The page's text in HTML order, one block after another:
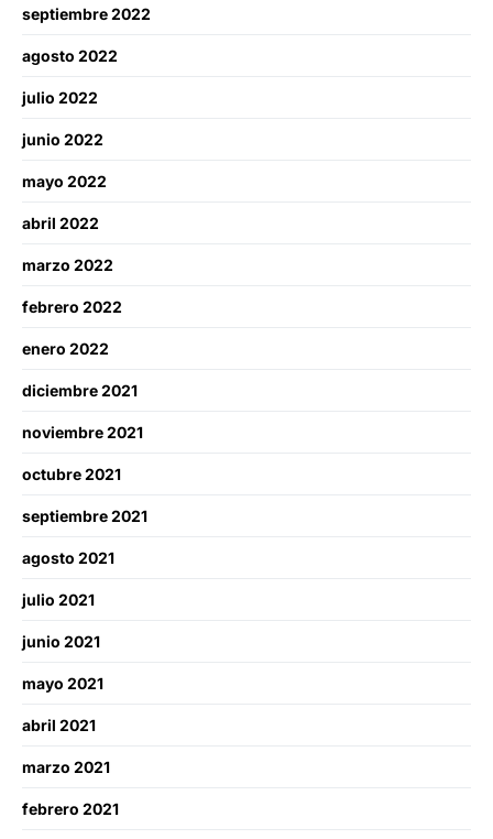
septiembre 2022
agosto 2022
julio 2022
junio 2022
mayo 2022
abril 2022
marzo 2022
febrero 2022
enero 2022
diciembre 2021
noviembre 2021
octubre 2021
septiembre 2021
agosto 2021
julio 2021
junio 2021
mayo 2021
abril 2021
marzo 2021
febrero 2021